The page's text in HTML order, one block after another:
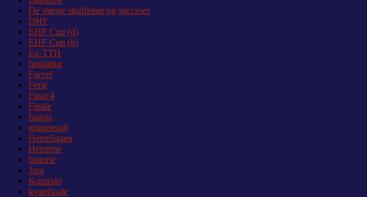
De største skuffelser og succeser
DHF
EHF Cup (d)
EHF Cup (h)
Ex-TTH
fankultur
Farvel
Ferie
Final 4
Finale
fusion
gruppespil
Herreligaen
Herrerne
historie
Jura
Kontrakt
kvartfinale